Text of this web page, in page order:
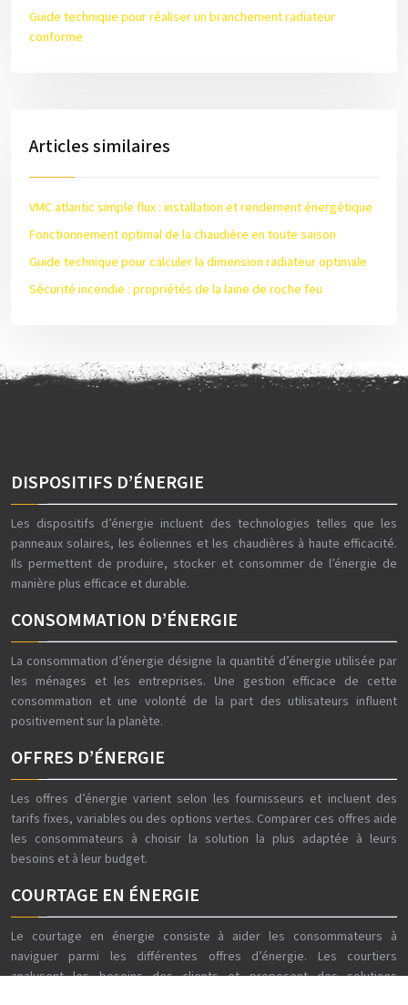
Guide technique pour réaliser un branchement radiateur
conforme
Articles similaires
VMC atlantic simple flux : installation et rendement énergétique
Fonctionnement optimal de la chaudière en toute saison
Guide technique pour calculer la dimension radiateur optimale
Sécurité incendie : propriétés de la laine de roche feu
DISPOSITIFS D’ÉNERGIE
Les dispositifs d’énergie incluent des technologies telles que les
panneaux solaires, les éoliennes et les chaudières à haute efficacité.
Ils permettent de produire, stocker et consommer de l’énergie de
manière plus efficace et durable.
CONSOMMATION D’ÉNERGIE
La consommation d’énergie désigne la quantité d’énergie utilisée par
les ménages et les entreprises. Une gestion efficace de cette
consommation et une volonté de la part des utilisateurs influent
positivement sur la planète.
OFFRES D’ÉNERGIE
Les offres d’énergie varient selon les fournisseurs et incluent des
tarifs fixes, variables ou des options vertes. Comparer ces offres aide
les consommateurs à choisir la solution la plus adaptée à leurs
besoins et à leur budget.
COURTAGE EN ÉNERGIE
Le courtage en énergie consiste à aider les consommateurs à
naviguer parmi les différentes offres d’énergie. Les courtiers
analysent les besoins des clients et proposent des solutions